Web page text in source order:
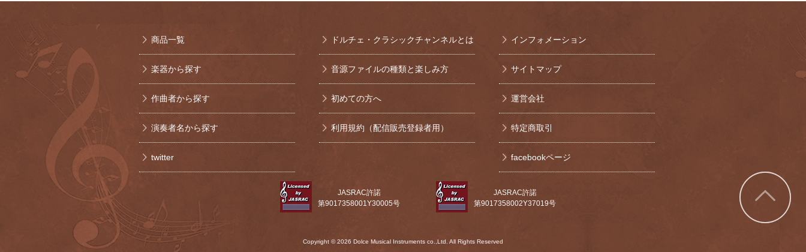
商品一覧
楽器から探す
作曲者から探す
演奏者名から探す
twitter
ドルチェ・クラシックチャンネルとは
音源ファイルの種類と楽しみ方
初めての方へ
利用規約（配信販売登録者用）
インフォメーション
サイトマップ
運営会社
特定商取引
facebookページ
JASRAC許諾
第9017358001Y30005号
JASRAC許諾
第9017358002Y37019号
Copyright © 2026 Dolce Musical Instruments co.,Ltd. All Rights Reserved